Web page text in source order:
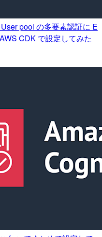
pool の多要素認証に E
CDK で設定してみた